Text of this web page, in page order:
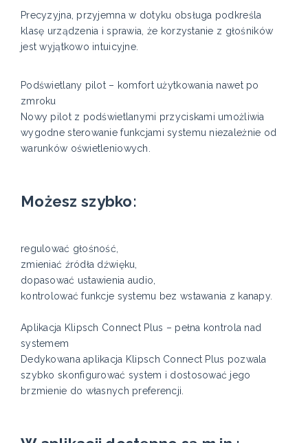
Precyzyjna, przyjemna w dotyku obsługa podkreśla
klasę urządzenia i sprawia, że korzystanie z głośników
jest wyjątkowo intuicyjne.
Podświetlany pilot – komfort użytkowania nawet po
zmroku
Nowy pilot z podświetlanymi przyciskami umożliwia
wygodne sterowanie funkcjami systemu niezależnie od
warunków oświetleniowych.
Możesz szybko:
regulować głośność,
zmieniać źródła dźwięku,
dopasować ustawienia audio,
kontrolować funkcje systemu bez wstawania z kanapy.
Aplikacja Klipsch Connect Plus – pełna kontrola nad
systemem
Dedykowana aplikacja Klipsch Connect Plus pozwala
szybko skonfigurować system i dostosować jego
brzmienie do własnych preferencji.